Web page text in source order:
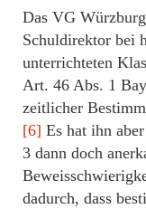
Das VG
Schuldirektor bei
unterrichteten
Art. 46 Abs. 1
zeitlicher
[6] Es hat ihn
3 dann doch
dadurch, dass